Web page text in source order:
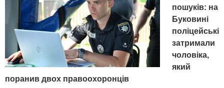
пошуків: на
Буковині
поліцейські
затримали
чоловіка,
який
поранив двох правоохоронців